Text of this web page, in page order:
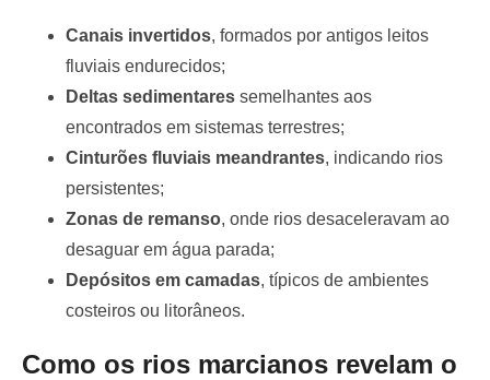
Canais invertidos, formados por antigos leitos
fluviais endurecidos;
Deltas sedimentares semelhantes aos
encontrados em sistemas terrestres;
Cinturões fluviais meandrantes, indicando rios
persistentes;
Zonas de remanso, onde rios desaceleravam ao
desaguar em água parada;
Depósitos em camadas, típicos de ambientes
costeiros ou litorâneos.
Como os rios marcianos revelam o